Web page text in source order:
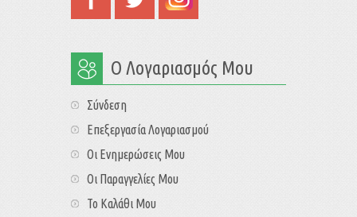
Ο Λογαριασμός Μου
Σύνδεση
Επεξεργασία Λογαριασμού
Οι Ενημερώσεις Μου
Οι Παραγγελίες Μου
Το Καλάθι Μου